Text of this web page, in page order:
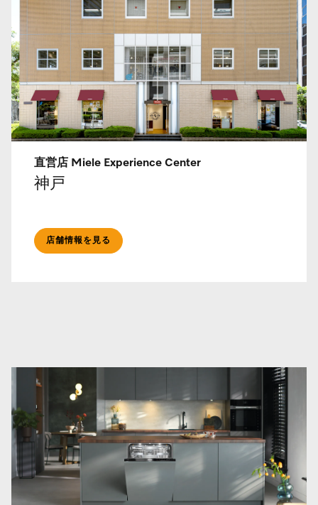
直営店 Miele Experience Center
神戸
店舗情報を見る